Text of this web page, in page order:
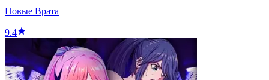
Новые Врата
9.4